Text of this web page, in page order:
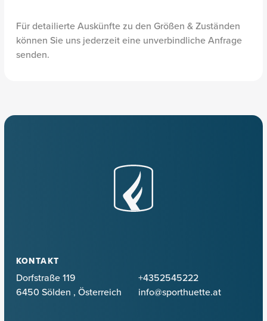
Für detailierte Auskünfte zu den Größen & Zuständen
können Sie uns jederzeit eine unverbindliche Anfrage
senden.
KONTAKT
Dorfstraße 119
6450 Sölden , Österreich
+4352545222
info@sporthuette.at